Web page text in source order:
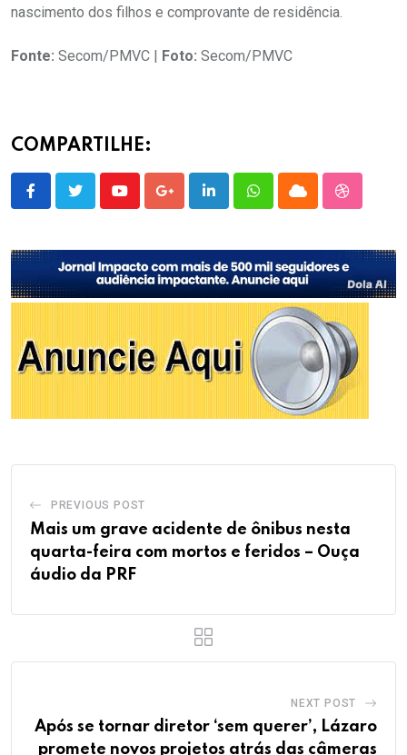
nascimento dos filhos e comprovante de residência.
Fonte: Secom/PMVC | Foto: Secom/PMVC
COMPARTILHE:
YoutubeGoogle+LinkedInWhatsappCloud
PREVIOUS POST
Mais um grave acidente de ônibus nesta
quarta-feira com mortos e feridos – Ouça
áudio da PRF
NEXT POST
Após se tornar diretor ‘sem querer’, Lázaro
promete novos projetos atrás das câmeras